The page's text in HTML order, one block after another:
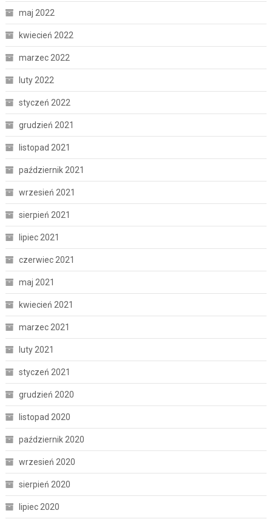
maj 2022
kwiecień 2022
marzec 2022
luty 2022
styczeń 2022
grudzień 2021
listopad 2021
październik 2021
wrzesień 2021
sierpień 2021
lipiec 2021
czerwiec 2021
maj 2021
kwiecień 2021
marzec 2021
luty 2021
styczeń 2021
grudzień 2020
listopad 2020
październik 2020
wrzesień 2020
sierpień 2020
lipiec 2020